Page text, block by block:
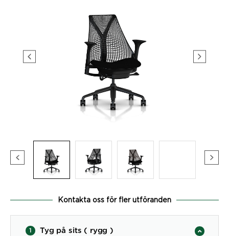
Kontakta oss för fler utföranden
1 Tyg på sits ( rygg )